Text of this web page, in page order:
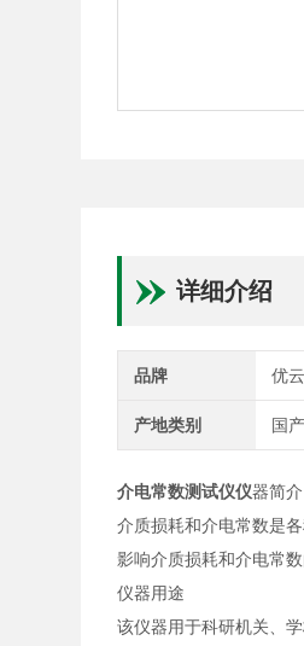
详细介绍
品牌 优
产地类别 国产
介电常数测试仪仪器简介
介质损耗和介电常数是
影响介质损耗和介电常
仪器用途
该仪器用于科研机关、